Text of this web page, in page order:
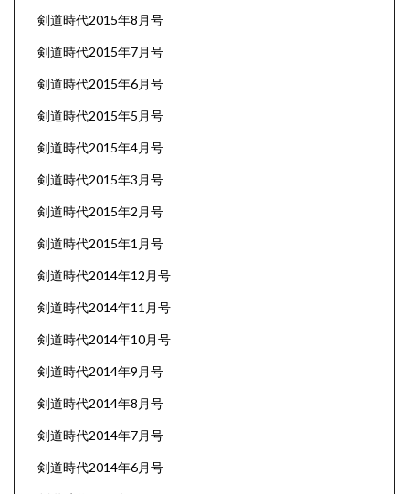
剣道時代2015年8月号
剣道時代2015年7月号
剣道時代2015年6月号
剣道時代2015年5月号
剣道時代2015年4月号
剣道時代2015年3月号
剣道時代2015年2月号
剣道時代2015年1月号
剣道時代2014年12月号
剣道時代2014年11月号
剣道時代2014年10月号
剣道時代2014年9月号
剣道時代2014年8月号
剣道時代2014年7月号
剣道時代2014年6月号